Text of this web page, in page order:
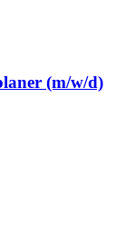
(m/w/d)